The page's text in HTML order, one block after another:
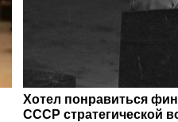
Хотел понравиться
СССР стратегической